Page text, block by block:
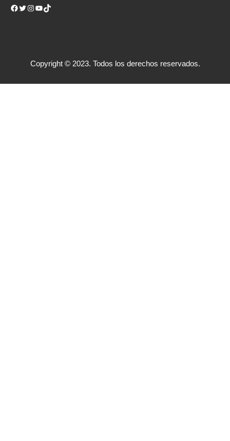
Facebook Twitter Instagram YouTube TikTok
Copyright © 2023. Todos los derechos reservados.